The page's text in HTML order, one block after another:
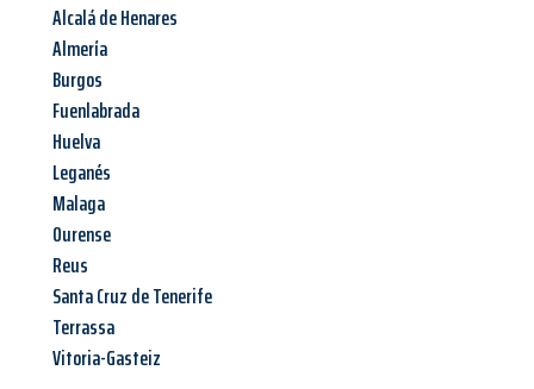
Alcalá de Henares
Almería
Burgos
Fuenlabrada
Huelva
Leganés
Malaga
Ourense
Reus
Santa Cruz de Tenerife
Terrassa
Vitoria-Gasteiz